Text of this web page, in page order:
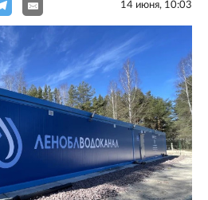
14 июня, 10:03